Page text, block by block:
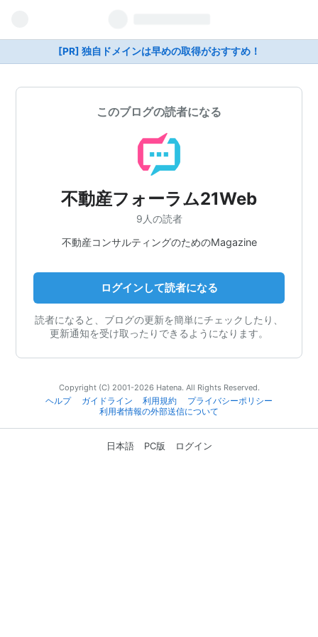
[PR] 独自ドメインは早めの取得がおすすめ！
このブログの読者になる
不動産フォーラム21Web
9人の読者
不動産コンサルティングのためのMagazine
ログインして読者になる
読者になると、ブログの更新を簡単にチェックしたり、
更新通知を受け取ったりできるようになります。
Copyright (C) 2001-2026 Hatena. All Rights Reserved.
ヘルプ
ガイドライン 利用規約
プライバシーポリシー
利用者情報の外部送信について
日本語 PC版 ログイン